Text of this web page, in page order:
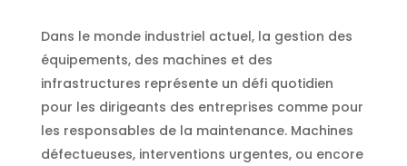
Dans le monde industriel actuel, la gestion des
équipements, des machines et des
infrastructures représente un défi quotidien
pour les dirigeants des entreprises comme pour
les responsables de la maintenance. Machines
défectueuses, interventions urgentes, ou encore